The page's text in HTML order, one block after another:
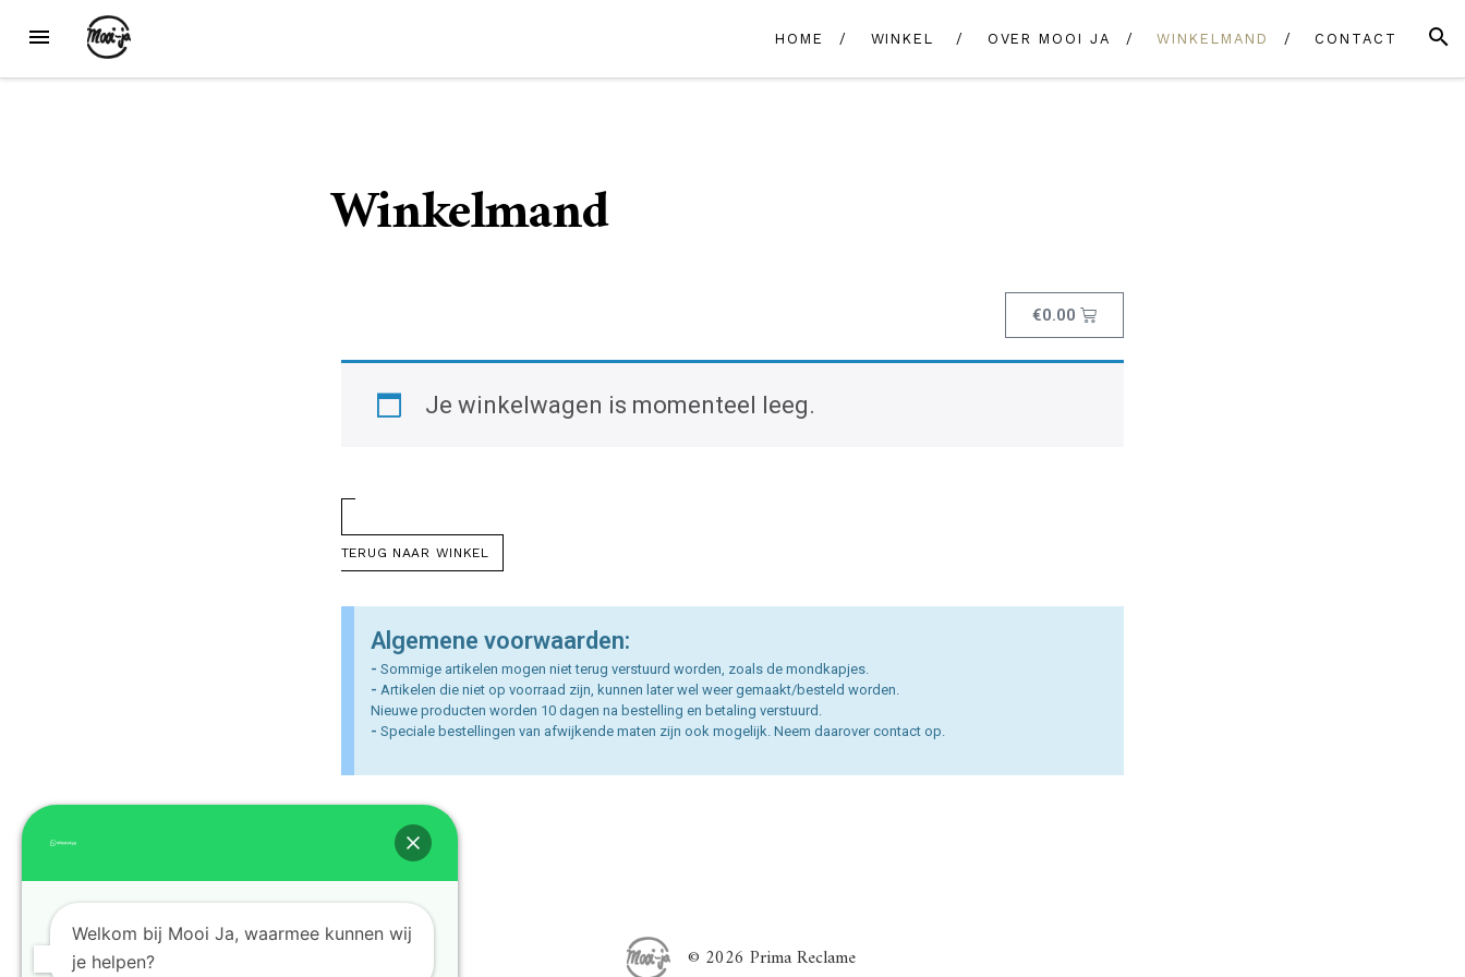
HOME WINKEL OVER MOOI JA WINKELMAND CONTACT
Winkelmand
€0.00
Je winkelwagen is momenteel leeg.
TERUG NAAR WINKEL
Algemene voorwaarden:
- Sommige artikelen mogen niet terug verstuurd worden, zoals de mondkapjes.
- Artikelen die niet op voorraad zijn, kunnen later wel weer gemaakt/besteld worden.
Nieuwe producten worden 10 dagen na bestelling en betaling verstuurd.
- Speciale bestellingen van afwijkende maten zijn ook mogelijk. Neem daarover contact op.
© 2026 Prima Reclame
Welkom bij Mooi Ja, waarmee kunnen wij
je helpen?